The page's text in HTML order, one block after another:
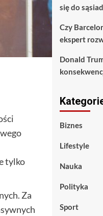
tylko
Za
się do
Czy
ekspert
Donald
Biznes
Lifestyle
Nauka
Polityka
Sport